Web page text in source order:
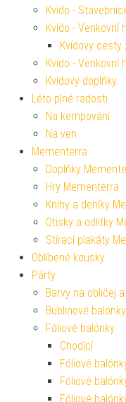
Kvído -
Kvído - Venkovní
Kvídovy cesty
Kvído - Venkovní
Kvídovy doplňky
Léto plné radosti
Na kempování
Na ven
Mementerra
Doplňky
Hry Mementerra
Knihy a deníky
Otisky a odlitky
Stírací plakáty
Oblíbené kousky
Párty
Barvy na obličej
Bublinové balónky
Fóliové balónky
Chodící
Fóliové
Fóliové
Fóliové